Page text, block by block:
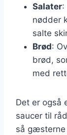
Salater:
nødder
salte
Brød:
brød,
med
Det er også
saucer til
så gæsterne